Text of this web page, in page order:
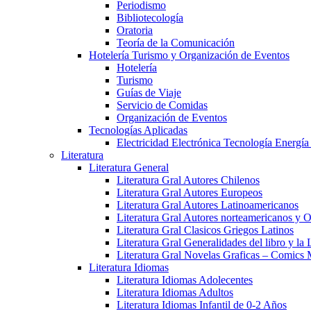
Periodismo
Bibliotecología
Oratoria
Teoría de la Comunicación
Hotelería Turismo y Organización de Eventos
Hotelería
Turismo
Guías de Viaje
Servicio de Comidas
Organización de Eventos
Tecnologías Aplicadas
Electricidad Electrónica Tecnología Energía
Literatura
Literatura General
Literatura Gral Autores Chilenos
Literatura Gral Autores Europeos
Literatura Gral Autores Latinoamericanos
Literatura Gral Autores norteamericanos y
Literatura Gral Clasicos Griegos Latinos
Literatura Gral Generalidades del libro y la
Literatura Gral Novelas Graficas – Comics
Literatura Idiomas
Literatura Idiomas Adolecentes
Literatura Idiomas Adultos
Literatura Idiomas Infantil de 0-2 Años